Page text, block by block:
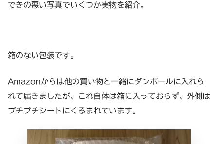
できの悪い写真でいくつか実物を紹介。
箱のない包装です。
Amazonからは他の買い物と一緒にダンボールに入れら
れて届きましたが、これ自体は箱に入っておらず、外側は
プチプチシートにくるまれています。